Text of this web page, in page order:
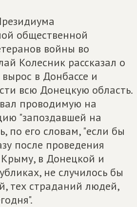
общественной
войны во
Колесник рассказал о
в Донбассе и
всю Донецкую область.
проводимую на
"запоздавшей на
по его словам, "если бы
после проведения
в Донецкой и
не случилось бы
тех страданий людей,